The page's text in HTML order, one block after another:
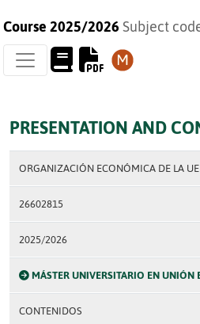
Course 2025/2026 Subject
PRESENTATION AND
ORGANIZACIÓN ECONÓMICA DE LA
26602815
2025/2026
MÁSTER UNIVERSITARIO EN UNIÓN
CONTENIDOS